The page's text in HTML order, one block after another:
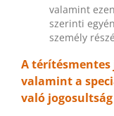
valamint
szerinti
személy
A
valamint a
való